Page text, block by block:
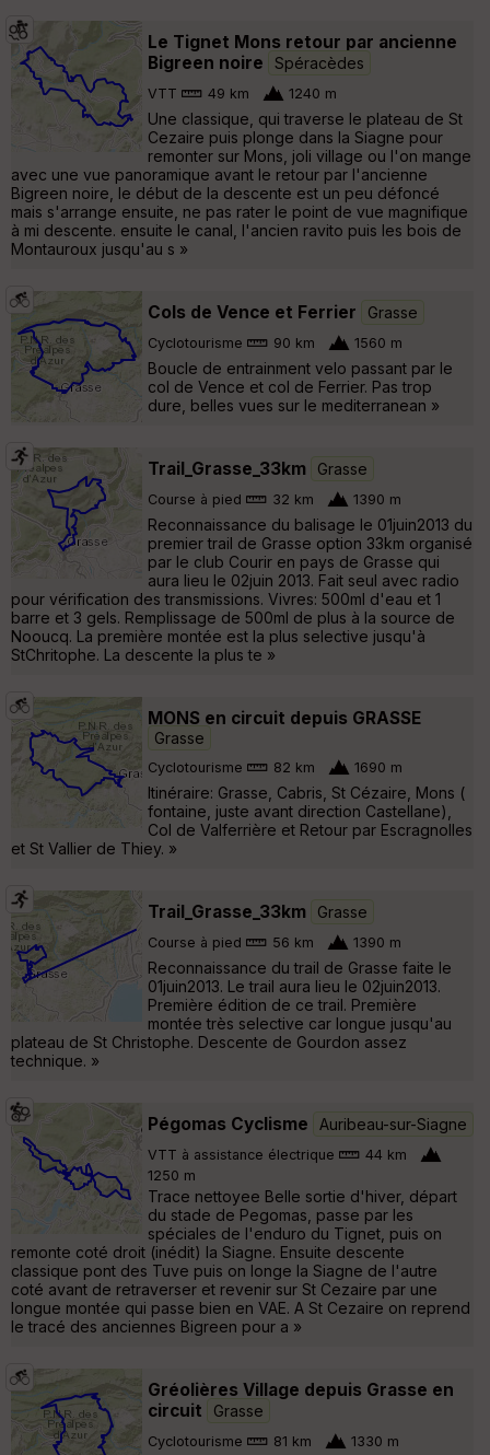
Le Tignet Mons retour par ancienne
Bigreen noire
Spéracèdes
VTT 49 km 1240 m
Une classique, qui traverse le plateau de St
Cezaire puis plonge dans la Siagne pour
remonter sur Mons, joli village ou l'on mange
avec une vue panoramique avant le retour par l'ancienne
Bigreen noire, le début de la descente est un peu défoncé
mais s'arrange ensuite, ne pas rater le point de vue magnifique
à mi descente. ensuite le canal, l'ancien ravito puis les bois de
Montauroux jusqu'au s »
Cols de Vence et Ferrier Grasse
Cyclotourisme 90 km 1560 m
Boucle de entrainment velo passant par le
col de Vence et col de Ferrier. Pas trop
dure, belles vues sur le mediterranean »
Trail_Grasse_33km Grasse
Course à pied 32 km 1390 m
Reconnaissance du balisage le 01juin2013 du
premier trail de Grasse option 33km organisé
par le club Courir en pays de Grasse qui
aura lieu le 02juin 2013. Fait seul avec radio
pour vérification des transmissions. Vivres: 500ml d'eau et 1
barre et 3 gels. Remplissage de 500ml de plus à la source de
Nooucq. La première montée est la plus selective jusqu'à
StChritophe. La descente la plus te »
MONS en circuit depuis GRASSE
Grasse
Cyclotourisme 82 km 1690 m
Itinéraire: Grasse, Cabris, St Cézaire, Mons (
fontaine, juste avant direction Castellane),
Col de Valferrière et Retour par Escragnolles
et St Vallier de Thiey. »
Trail_Grasse_33km Grasse
Course à pied 56 km 1390 m
Reconnaissance du trail de Grasse faite le
01juin2013. Le trail aura lieu le 02juin2013.
Première édition de ce trail. Première
montée très selective car longue jusqu'au
plateau de St Christophe. Descente de Gourdon assez
technique. »
Pégomas Cyclisme Auribeau-sur-Siagne
VTT à assistance électrique
44 km
1250 m
Trace nettoyee Belle sortie d'hiver, départ
du stade de Pegomas, passe par les
spéciales de l'enduro du Tignet, puis on
remonte coté droit (inédit) la Siagne. Ensuite descente
classique pont des Tuve puis on longe la Siagne de l'autre
coté avant de retraverser et revenir sur St Cezaire par une
longue montée qui passe bien en VAE. A St Cezaire on reprend
le tracé des anciennes Bigreen pour a »
Gréolières Village depuis Grasse en
circuit
Grasse
Cyclotourisme 81 km 1330 m